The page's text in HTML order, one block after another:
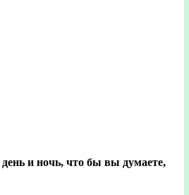
и ночь, что бы вы думаете,